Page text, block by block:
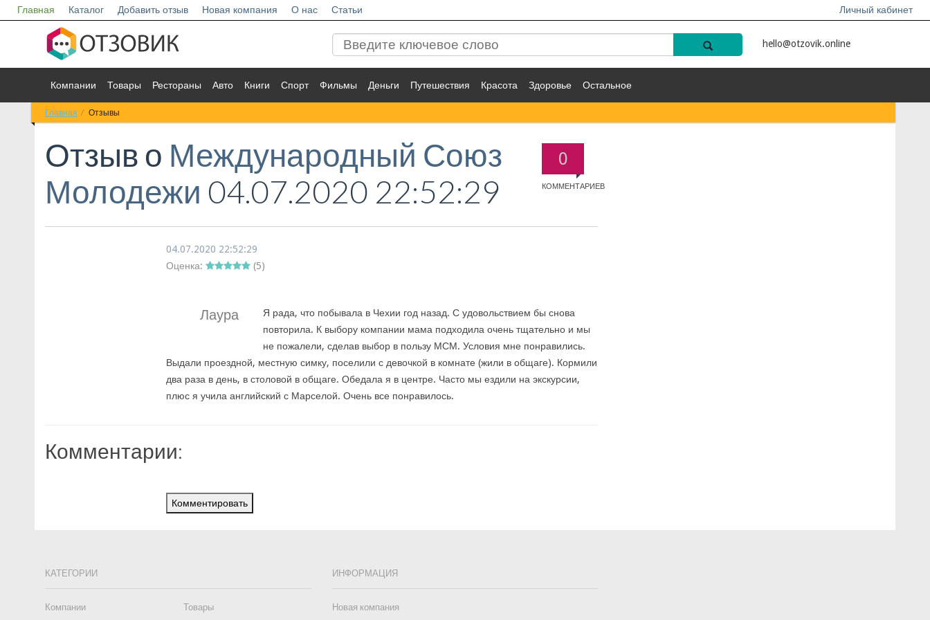
Главная Каталог Добавить отзыв Новая компания О нас Статьи Личный кабинет
hello@otzovik.online
Компании Товары Рестораны Авто Книги Спорт Фильмы Деньги Путешествия Красота Здоровье Остальное
Главная Отзывы
0
КОММЕНТАРИЕВ
Отзыв о Международный Союз
Молодежи 04.07.2020 22:52:29
04.07.2020 22:52:29
Оценка:
(5)
Лаура
Я рада, что побывала в Чехии год назад. С удовольствием бы снова
повторила. К выбору компании мама подходила очень тщательно и мы
не пожалели, сделав выбор в пользу МСМ. Условия мне понравились.
Выдали проездной, местную симку, поселили с девочкой в комнате (жили в общаге). Кормили
два раза в день, в столовой в общаге. Обедала я в центре. Часто мы ездили на экскурсии,
плюс я учила английский с Марселой. Очень все понравилось.
Комментарии:
Комментировать
КАТЕГОРИИ
Компании Товары
ИНФОРМАЦИЯ
Новая компания